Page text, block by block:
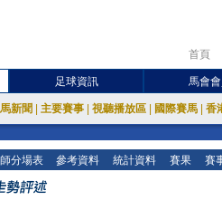
首頁
足球資訊 馬會
新聞 主要賽事 視聽播放區 國際賽馬 香
分場表 參考資料 統計資料 賽果 賽